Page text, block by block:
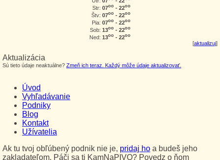
Str: 07oo - 22oo
Štv: 07oo - 22oo
Pia: 07oo - 22oo
Sob: 13oo - 22oo
Ned: 13oo - 22oo
[aktualizuj]
Aktualizácia
Sú tieto údaje neaktuálne? Zmeň ich teraz. Každý môže údaje aktualizovať.
Úvod
Vyhľadávanie
Podniky
Blog
Kontakt
Užívatelia
Ak tu tvoj obľúbený podnik nie je, pridaj ho a budeš jeho
zakladateľom. Páči sa ti KamNaPIVO? Povedz o ňom